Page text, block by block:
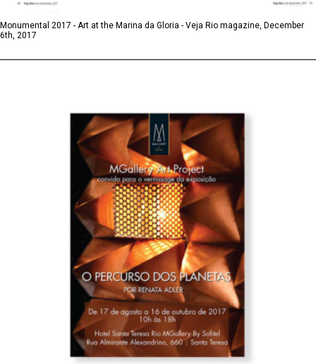
Monumental 2017 - Art at the Marina da Gloria - Veja Rio magazine, December
6th, 2017